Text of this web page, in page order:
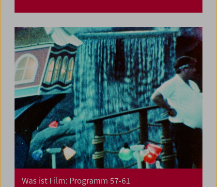
Was ist Film: Programm 57-61